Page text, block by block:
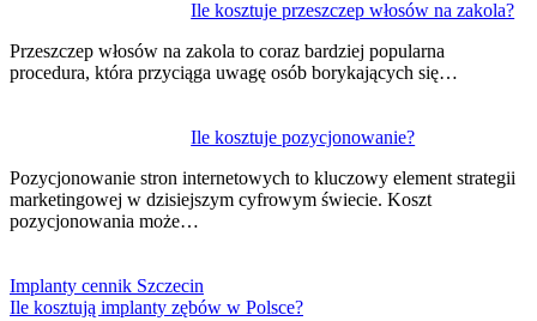
Ile kosztuje przeszczep włosów na zakola?
Przeszczep włosów na zakola to coraz bardziej popularna
procedura, która przyciąga uwagę osób borykających się…
Ile kosztuje pozycjonowanie?
Pozycjonowanie stron internetowych to kluczowy element strategii
marketingowej w dzisiejszym cyfrowym świecie. Koszt
pozycjonowania może…
Implanty cennik Szczecin
Ile kosztują implanty zębów w Polsce?